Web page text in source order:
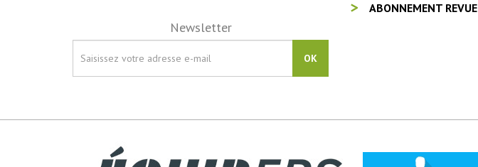
Newsletter
OK
ABONNEMENT REVUE